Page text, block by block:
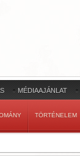
MÉDIAAJÁNLAT
TÖRTÉNELEM